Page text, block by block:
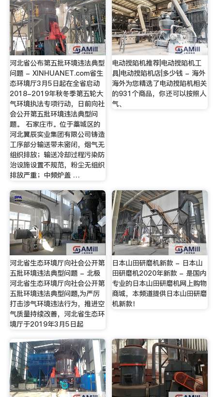
河北省公布第五批环境违法典型
问题 - XINHUANET.com省生
态环境厅3月5日起在全省启动
2018-2019年秋冬季第五轮大
气环境执法专项行动，日前向社
会公开第五批环境违法典型问
题。 石家庄市。位于藁城区的
河北翼辰实业集团有限公司铸造
工序部分输送带未密闭，烟气无
组织排放；输送冷却过程污染防
治设施设置不规范，粉尘无组织
排放严重；中频炉盖 …
电动搅陷机推荐|电动搅陷机工
具|电动搅陷机店|多少钱 - 海外
海外为您精选了电动搅陷机相关
的931个商品，你还可以按照人
气、
河北省生态环境厅向社会公开第
五批环境违法典型问题 - 北极
河北省生态环境厅向社会公开第
五批环境违法典型问题,为严厉
打击涉气环境违法行为，推进空
气质量持续改善，河北省生态环
境厅于2019年3月5日起
日本山田研磨机新款 - 日本山
田研磨机2020年新款 - 是国内
专业的日本山田研磨机网上购物
商城，本频道提供日本山田研磨
机新款！